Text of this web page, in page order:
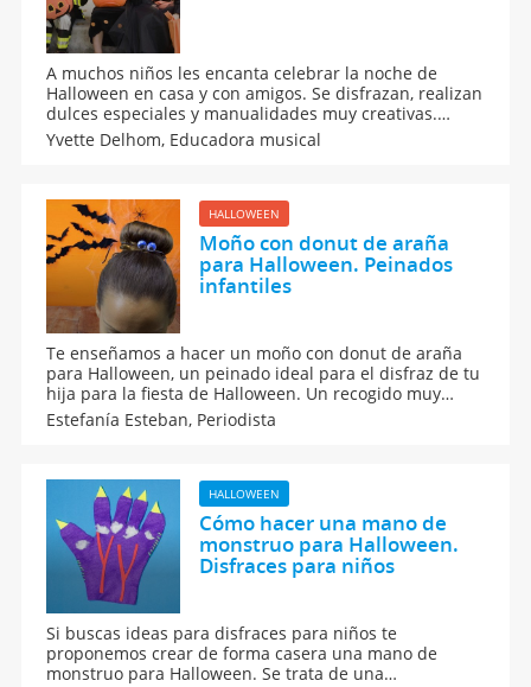
A muchos niños les encanta celebrar la noche de
Halloween en casa y con amigos. Se disfrazan, realizan
dulces especiales y manualidades muy creativas.
Algunos incluso preparan una fiesta. Te proponemos
la música ideal para celebrar una fiesta terrorífica y
Yvette Delhom, Educadora musical
HALLOWEEN
Moño con donut de araña
para Halloween. Peinados
infantiles
Te enseñamos a hacer un moño con donut de araña
para Halloween, un peinado ideal para el disfraz de tu
hija para la fiesta de Halloween. Un recogido muy
sencillo de hacer para Halloween.
Estefanía Esteban, Periodista
HALLOWEEN
Cómo hacer una mano de
monstruo para Halloween.
Disfraces para niños
Si buscas ideas para disfraces para niños te
proponemos crear de forma casera una mano de
monstruo para Halloween. Se trata de una